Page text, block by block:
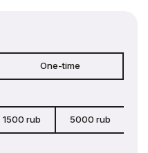
One-time
1500 rub 5000 rub